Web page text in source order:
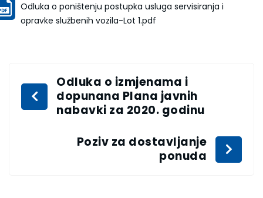
Odluka o poništenju postupka usluga servisiranja i
opravke službenih vozila-Lot 1.pdf
Odluka o izmjenama i
dopunana Plana javnih
nabavki za 2020. godinu
Poziv za dostavljanje
ponuda